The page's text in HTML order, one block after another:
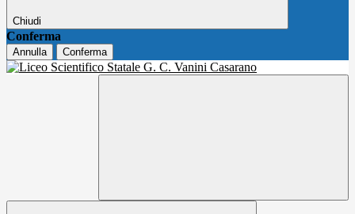
Chiudi
Conferma
Annulla Conferma